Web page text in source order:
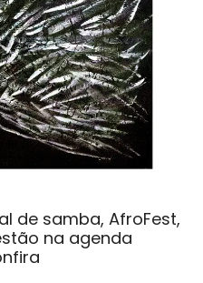
de samba, AfroFest,
na agenda